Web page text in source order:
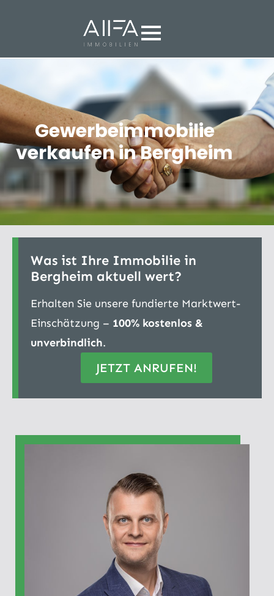
Gewerbeimmobilie
verkaufen in Bergheim
Was ist Ihre Immobilie in
Bergheim aktuell wert?
Erhalten Sie unsere fundierte Marktwert-
Einschätzung – 100% kostenlos &
unverbindlich.
JETZT ANRUFEN!